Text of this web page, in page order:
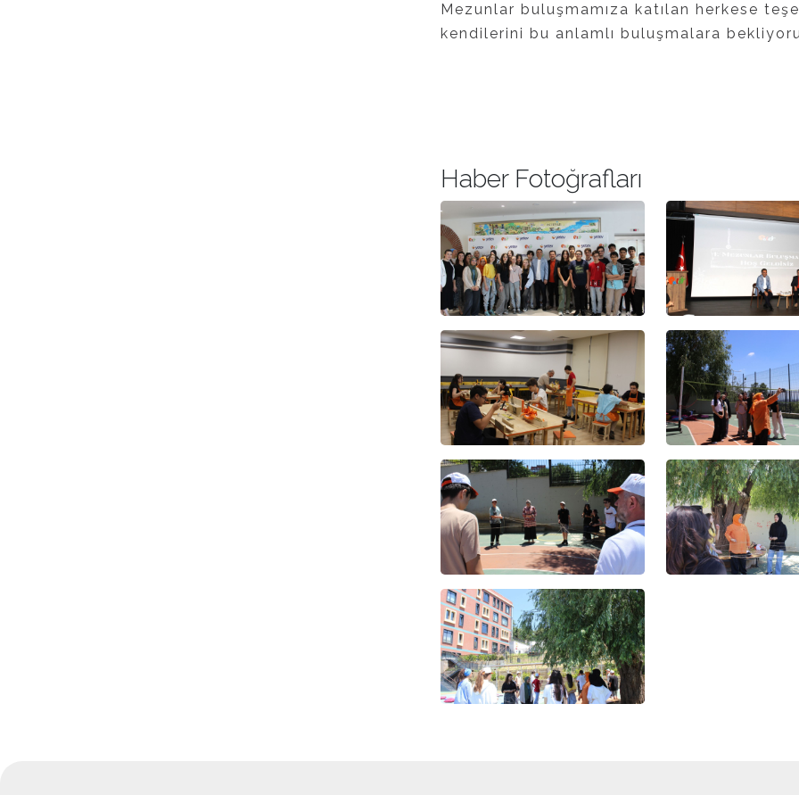
Mezunlar buluşmamıza katılan herkese
kendilerini bu anlamlı buluşmalara
Haber Fotoğrafları